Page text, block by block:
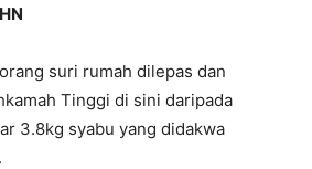
suri rumah dilepas dan
Tinggi di sini daripada
3.8kg syabu yang didakwa